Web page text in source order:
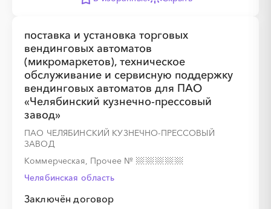
поставка и установка торговых
вендинговых автоматов
(микромаркетов), техническое
обслуживание и сервисную поддержку
вендинговых автоматов для ПАО
«Челябинский кузнечно-прессовый
завод»
ПАО ЧЕЛЯБИНСКИЙ КУЗНЕЧНО-ПРЕССОВЫЙ
ЗАВОД
Коммерческая, Прочее №
Челябинская область
Заключён договор